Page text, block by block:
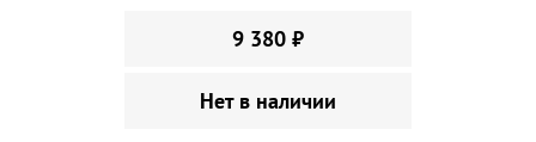
9 380 ₽
Нет в наличии